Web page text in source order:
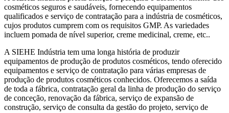
cosméticos seguros e saudáveis, fornecendo equipamentos
qualificados e serviço de contratação para a indústria de cosméticos,
cujos produtos cumprem com os requisitos GMP. As variedades
incluem pomada de nível superior, creme medicinal, creme, etc..
A SIEHE Indústria tem uma longa história de produzir
equipamentos de produção de produtos cosméticos, tendo oferecido
equipamentos e serviço de contratação para várias empresas de
produção de produtos cosméticos conhecidos. Oferecemos a saída
de toda a fábrica, contratação geral da linha de produção do serviço
de conceção, renovação da fábrica, serviço de expansão de
construção, serviço de consulta da gestão do projeto, serviço de